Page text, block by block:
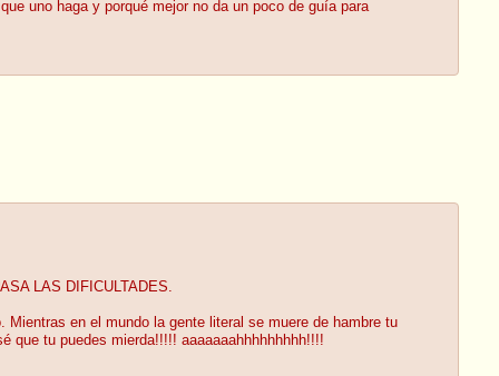
uno haga y porqué mejor no da un poco de guía para
LAS DIFICULTADES.
en el mundo la gente literal se muere de hambre tu
que tu puedes mierda!!!!! aaaaaaahhhhhhhhh!!!!